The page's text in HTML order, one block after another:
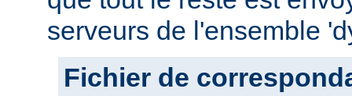
serveurs de l'ensemble
Fichier de